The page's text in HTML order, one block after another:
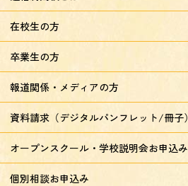
在校生の方
卒業生の方
報道関係・メディアの方
資料請求（デジタルパンフレット/冊子）
オープンスクール・学校説明会お申込み
個別相談お申込み